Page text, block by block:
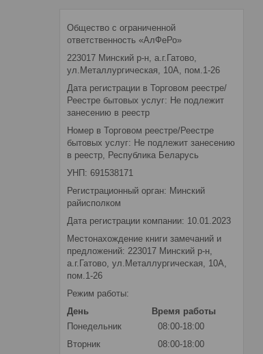
Общество с ограниченной
ответственность «АлФеРо»
223017 Минский р-н, а.г.Гатово,
ул.Металлургическая, 10А, пом.1-26
Дата регистрации в Торговом реестре/
Реестре бытовых услуг: Не подлежит
занесению в реестр
Номер в Торговом реестре/Реестре
бытовых услуг: Не подлежит занесению
в реестр, Республика Беларусь
УНП: 691538171
Регистрационный орган: Минский
райисполком
Дата регистрации компании: 10.01.2023
Местонахождение книги замечаний и
предложений: 223017 Минский р-н,
а.г.Гатово, ул.Металлургическая, 10А,
пом.1-26
Режим работы:
День
Время работы
Понедельник
08:00-18:00
Вторник
08:00-18:00